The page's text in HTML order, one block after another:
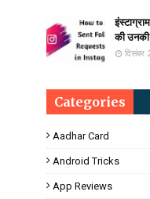
की
दिसंबर
Categories
Aadhar Card
Android Tricks
App Reviews